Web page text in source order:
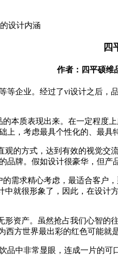
设计内涵
四
作者：四平硕维
等企业。经过了vi设计之后
本质表现出来。在一定程度
，考虑最具个性化的、最具
观的方式，达到有效的视觉
品牌。假如设计很豪华，但
需求精心考虑，最适合客户
就很形象了，因此，在设
形资产。虽然抢占我们心智
西方世界最出彩的红色可能就
品中非常显眼，连成一片的